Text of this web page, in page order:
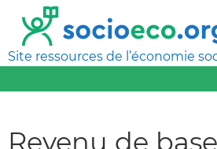
Site ressources de l’économie
Revenu de